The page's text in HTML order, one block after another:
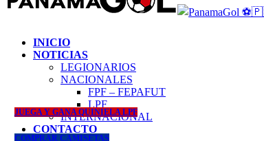
INICIO
NOTICIAS
LEGIONARIOS
NACIONALES
FPF – FEPAFUT
LPF
INTERNACIONAL
CONTACTO
JUEGA Y GANA QUINIELA LPF
COMPRAR CAMISETAS